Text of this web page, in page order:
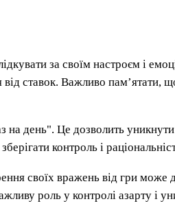
за своїм настроєм і
ставок. Важливо пам’ятати,
день". Це дозволить
контроль і
своїх вражень від гри може
роль у контролі азарту і